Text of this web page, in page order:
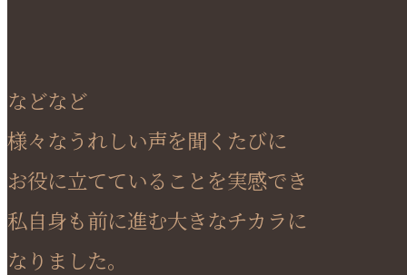
などなど
様々なうれしい声を聞くたびに
お役に立てていることを実感でき
私自身も前に進む大きなチカラに
なりました。